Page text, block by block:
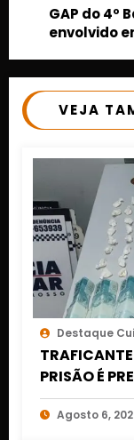
GAP do 4º
envolvido
VEJA
Destaque
PRISÃO É
DINHEIRO
Agosto 6,